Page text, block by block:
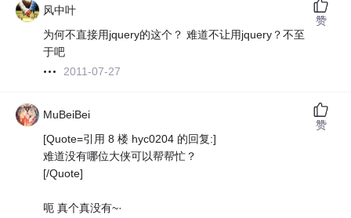
风中叶
为何不直接用jquery的这个？ 难道不让用jquery？不至
于吧
2011-07-27
赞
MuBeiBei
[Quote=引用 8 楼 hyc0204 的回复:]
难道没有哪位大侠可以帮帮忙？
[/Quote]
呃 真个真没有~·
赞